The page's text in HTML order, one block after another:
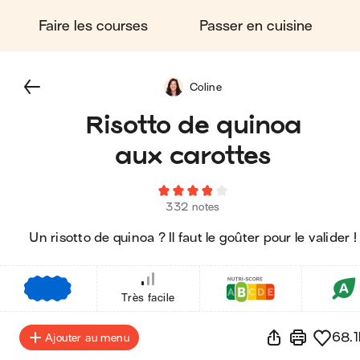
Faire les courses Passer en cuisine
Risotto de quinoa
aux carottes
332 notes
Un risotto de quinoa ? Il faut le goûter pour le valider !
Coline
Très facile
Ajouter au menu